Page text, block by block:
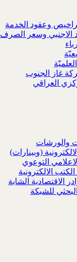
وعقود الخدمة
الاجنبي وسعر الصرف
غاز الجنوب
العراقي
والورشات
(وبينارات)
التوعوي
الالكترونية
الاقتصادية الشابة
البحثي للشبكة